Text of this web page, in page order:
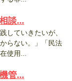
談...
していきたいが、
らない。」「民法
使用...
管...